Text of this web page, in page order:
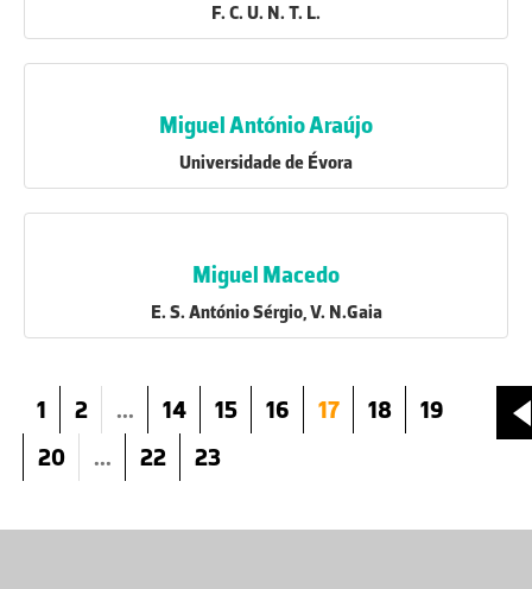
F. C. U. N. T. L.
Miguel António Araújo
Universidade de Évora
Miguel Macedo
E. S. António Sérgio, V. N.Gaia
1 2 ... 14 15 16 17 18
19
20
... 22 23